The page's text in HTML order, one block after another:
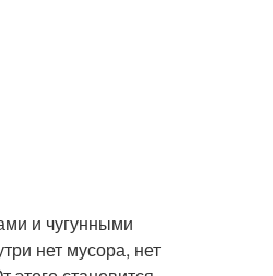
и чугунными
нет мусора, нет